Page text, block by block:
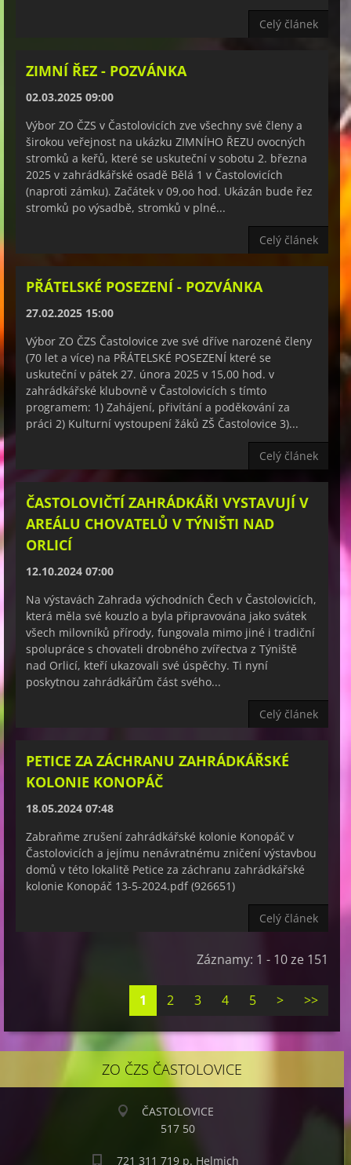
Celý článek
ZIMNÍ ŘEZ - POZVÁNKA
02.03.2025 09:00
Výbor ZO ČZS v Častolovicích zve všechny své členy a
širokou veřejnost na ukázku ZIMNÍHO ŘEZU ovocných
stromků a keřů, které se uskuteční v sobotu 2. března
2025 v zahrádkářské osadě Bělá 1 v Častolovicích
(naproti zámku). Začátek v 09,oo hod. Ukázán bude řez
stromků po výsadbě, stromků v plné...
Celý článek
PŘÁTELSKÉ POSEZENÍ - POZVÁNKA
27.02.2025 15:00
Výbor ZO ČZS Častolovice zve své dříve narozené členy
(70 let a více) na PŘÁTELSKÉ POSEZENÍ které se
uskuteční v pátek 27. února 2025 v 15,00 hod. v
zahrádkářské klubovně v Častolovicích s tímto
programem: 1) Zahájení, přivítání a poděkování za
práci 2) Kulturní vystoupení žáků ZŠ Častolovice 3)...
Celý článek
ČASTOLOVIČTÍ ZAHRÁDKÁŘI VYSTAVUJÍ V
AREÁLU CHOVATELŮ V TÝNIŠTI NAD
ORLICÍ
12.10.2024 07:00
Na výstavách Zahrada východních Čech v Častolovicích,
která měla své kouzlo a byla připravována jako svátek
všech milovníků přírody, fungovala mimo jiné i tradiční
spolupráce s chovateli drobného zvířectva z Týniště
nad Orlicí, kteří ukazovali své úspěchy. Ti nyní
poskytnou zahrádkářům část svého...
Celý článek
PETICE ZA ZÁCHRANU ZAHRÁDKÁŘSKÉ
KOLONIE KONOPÁČ
18.05.2024 07:48
Zabraňme zrušení zahrádkářské kolonie Konopáč v
Častolovicích a jejímu nenávratnému zničení výstavbou
domů v této lokalitě Petice za záchranu zahrádkářské
kolonie Konopáč 13-5-2024.pdf (926651)
Celý článek
Záznamy: 1 - 10 ze 151
1 2 3 4 5 > >>
ZO ČZS ČASTOLOVICE
ČASTOLOVICE
517 50
721 311 719 p. Helmich